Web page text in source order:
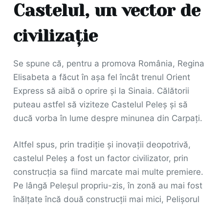
Castelul, un vector de
civilizație
Se spune că, pentru a promova România, Regina
Elisabeta a făcut în aşa fel încât trenul Orient
Express să aibă o oprire şi la Sinaia. Călătorii
puteau astfel să viziteze Castelul Peleş şi să
ducă vorba în lume despre minunea din Carpaţi.
Altfel spus, prin tradiție și inovații deopotrivă,
castelul Peleș a fost un factor civilizator, prin
construcţia sa fiind marcate mai multe premiere.
Pe lângă Peleșul propriu-zis, în zonă au mai fost
înălțate încă două construcții mai mici, Pelișorul